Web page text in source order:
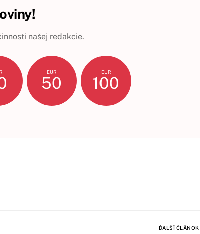
našej redakcie.
EUR
50
EUR
100
ĎALŠÍ ČLÁNOK